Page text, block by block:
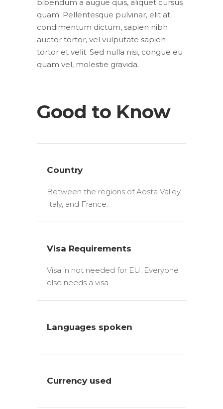
bibendum a augue quis, aliquet cursus
quam. Pellentesque pulvinar, elit at
condimentum dictum, sapien nibh
auctor tortor, vel vulputate sapien
tortor et velit. Sed nulla nisi, congue eu
quam vel, molestie gravida.
Good to Know
Country
Between the regions of Aosta Valley,
Italy, and France.
Visa Requirements
Visa in not needed for EU. Everyone
else needs a visa.
Languages spoken
Currency used